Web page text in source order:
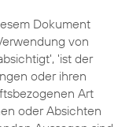
Dokument
von
'ist der
oder ihren
Art
oder Absichten